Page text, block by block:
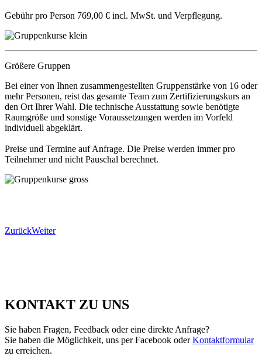
Gebühr pro Person 769,00 € incl. MwSt. und Verpflegung.
Größere Gruppen
Bei einer von Ihnen zusammengestellten Gruppenstärke von 16 oder
mehr Personen, reist das gesamte Team zum Zertifizierungskurs an
den Ort Ihrer Wahl. Die technische Ausstattung sowie benötigte
Raumgröße und sonstige Voraussetzungen werden im Vorfeld
individuell abgeklärt.
Preise und Termine auf Anfrage. Die Preise werden immer pro
Teilnehmer und nicht Pauschal berechnet.
ZurückWeiter
KONTAKT ZU UNS
Sie haben Fragen, Feedback oder eine direkte Anfrage?
Sie haben die Möglichkeit, uns per Facebook oderKontaktformular
zu erreichen.